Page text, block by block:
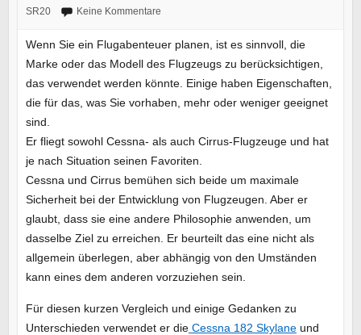
SR20
Keine Kommentare
Wenn Sie ein Flugabenteuer planen, ist es sinnvoll, die
Marke oder das Modell des Flugzeugs zu berücksichtigen,
das verwendet werden könnte. Einige haben Eigenschaften,
die für das, was Sie vorhaben, mehr oder weniger geeignet
sind.
Er fliegt sowohl Cessna- als auch Cirrus-Flugzeuge und hat
je nach Situation seinen Favoriten.
Cessna und Cirrus bemühen sich beide um maximale
Sicherheit bei der Entwicklung von Flugzeugen. Aber er
glaubt, dass sie eine andere Philosophie anwenden, um
dasselbe Ziel zu erreichen. Er beurteilt das eine nicht als
allgemein überlegen, aber abhängig von den Umständen
kann eines dem anderen vorzuziehen sein.
Für diesen kurzen Vergleich und einige Gedanken zu
Unterschieden verwendet er dieCessna 182 Skylaneund